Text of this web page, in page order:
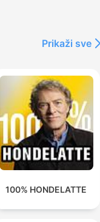
Prikaži sve
100% HONDELATTE